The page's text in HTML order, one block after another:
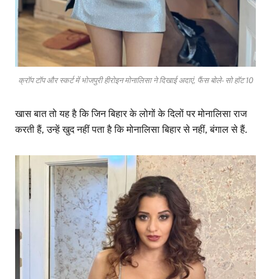
क्रॉप टॉप और स्कर्ट में भोजपुरी हीरोइन मोनालिसा ने दिखाई अदाएं, फैंस बोले- सो हॉट 10
खास बात तो यह है कि जिन बिहार के लोगों के दिलों पर मोनालिसा राज
करती हैं, उन्हें खुद नहीं पता है कि मोनालिसा बिहार से नहीं, बंगाल से हैं.